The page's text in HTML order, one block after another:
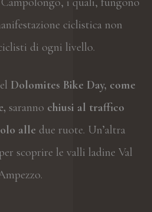
ciclistica non
di ogni livello.
Dolomites Bike Day, come
saranno chiusi al traffico
alle due ruote. Un’altra
scoprire le valli ladine Val